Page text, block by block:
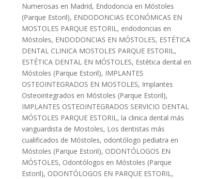
Numerosas en Madrid, Endodoncia en Móstoles
(Parque Estoril), ENDODONCIAS ECONÓMICAS EN
MOSTOLES PARQUE ESTORIL, endodoncias en
Móstoles, ENDODONCIAS EN MÓSTOLES, ESTÉTICA
DENTAL CLINICA MOSTOLES PARQUE ESTORIL,
ESTÉTICA DENTAL EN MÓSTOLES, Estética dental en
Móstoles (Parque Estoril), IMPLANTES
OSTEOINTEGRADOS EN MOSTOLES, Implantes
Osteointegrados en Móstoles (Parque Estoril),
IMPLANTES OSTEOINTEGRADOS SERVICIO DENTAL
MÓSTOLES PARQUE ESTORIL, la clinica dental más
vanguardista de Mostoles, Los dentistas más
cualificados de Móstoles, odontólogo pediatra en
Móstoles (Parque Estoril), ODONTÓLOGOS EN
MÓSTOLES, Odontólogos en Móstoles (Parque
Estoril), ODONTÓLOGOS EN PARQUE ESTORIL,